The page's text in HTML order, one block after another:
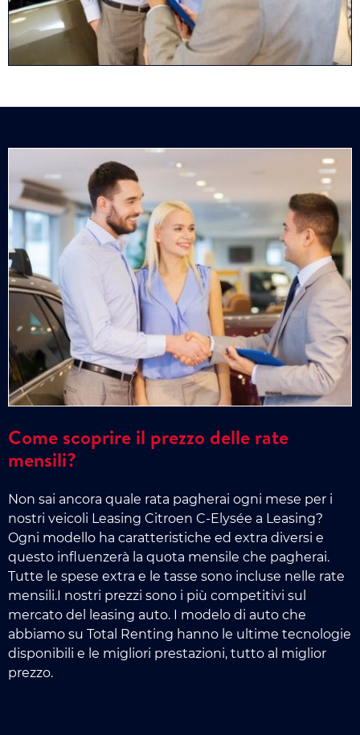
Come scoprire il prezzo delle rate
mensili?
Non sai ancora quale rata pagherai ogni mese per i
nostri veicoli Leasing Citroen C-Elysée a Leasing?
Ogni modello ha caratteristiche ed extra diversi e
questo influenzerà la quota mensile che pagherai.
Tutte le spese extra e le tasse sono incluse nelle rate
mensili.I nostri prezzi sono i più competitivi sul
mercato del leasing auto. I modelo di auto che
abbiamo su Total Renting hanno le ultime tecnologie
disponibili e le migliori prestazioni, tutto al miglior
prezzo.